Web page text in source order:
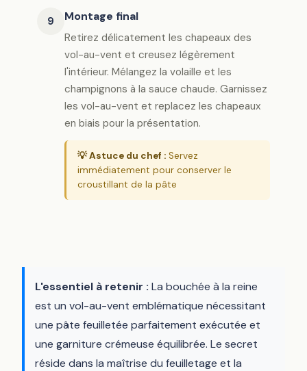
9 Montage final
Retirez délicatement les chapeaux des
vol-au-vent et creusez légèrement
l'intérieur. Mélangez la volaille et les
champignons à la sauce chaude. Garnissez
les vol-au-vent et replacez les chapeaux
en biais pour la présentation.
💡 Astuce du chef : Servez
immédiatement pour conserver le
croustillant de la pâte
L'essentiel à retenir : La bouchée à la reine
est un vol-au-vent emblématique nécessitant
une pâte feuilletée parfaitement exécutée et
une garniture crémeuse équilibrée. Le secret
réside dans la maîtrise du feuilletage et la